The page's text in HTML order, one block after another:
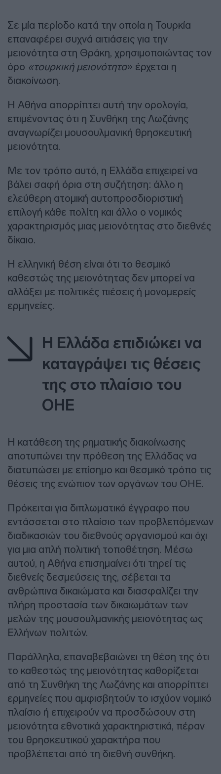
Σε μία περίοδο κατά την οποία η Τουρκία
επαναφέρει συχνά αιτιάσεις για την
μειονότητα στη Θράκη, χρησιμοποιώντας τον
όρο «τουρκική μειονότητα» έρχεται η
διακοίνωση.
Η Αθήνα απορρίπτει αυτή την ορολογία,
επιμένοντας ότι η Συνθήκη της Λωζάνης
αναγνωρίζει μουσουλμανική θρησκευτική
μειονότητα.
Με τον τρόπο αυτό, η Ελλάδα επιχειρεί να
βάλει σαφή όρια στη συζήτηση: άλλο η
ελεύθερη ατομική αυτοπροσδιοριστική
επιλογή κάθε πολίτη και άλλο ο νομικός
χαρακτηρισμός μιας μειονότητας στο διεθνές
δίκαιο.
Η ελληνική θέση είναι ότι το θεσμικό
καθεστώς της μειονότητας δεν μπορεί να
αλλάξει με πολιτικές πιέσεις ή μονομερείς
ερμηνείες.
Η Ελλάδα επιδιώκει να
καταγράψει τις θέσεις
της στο πλαίσιο του
ΟΗΕ
Η κατάθεση της ρηματικής διακοίνωσης
αποτυπώνει την πρόθεση της Ελλάδας να
διατυπώσει με επίσημο και θεσμικό τρόπο τις
θέσεις της ενώπιον των οργάνων του ΟΗΕ.
Πρόκειται για διπλωματικό έγγραφο που
εντάσσεται στο πλαίσιο των προβλεπόμενων
διαδικασιών του διεθνούς οργανισμού και όχι
για μια απλή πολιτική τοποθέτηση. Μέσω
αυτού, η Αθήνα επισημαίνει ότι τηρεί τις
διεθνείς δεσμεύσεις της, σέβεται τα
ανθρώπινα δικαιώματα και διασφαλίζει την
πλήρη προστασία των δικαιωμάτων των
μελών της μουσουλμανικής μειονότητας ως
Ελλήνων πολιτών.
Παράλληλα, επαναβεβαιώνει τη θέση της ότι
το καθεστώς της μειονότητας καθορίζεται
από τη Συνθήκη της Λωζάνης και απορρίπτει
ερμηνείες που αμφισβητούν το ισχύον νομικό
πλαίσιο ή επιχειρούν να προσδώσουν στη
μειονότητα εθνοτικά χαρακτηριστικά, πέραν
του θρησκευτικού χαρακτήρα που
προβλέπεται από τη διεθνή συνθήκη.